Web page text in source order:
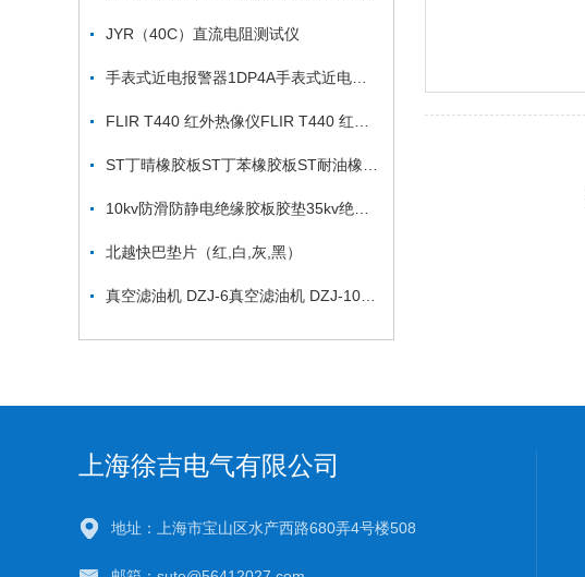
JYR（40C）直流电阻测试仪
北越快巴垫片（红,白,灰,黑）
上海徐吉电气有限公司
地址：上海市宝山区水产西路680弄4号楼508